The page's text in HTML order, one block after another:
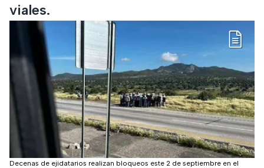
viales.
Decenas de ejidatarios realizan bloqueos este 2 de septiembre en el